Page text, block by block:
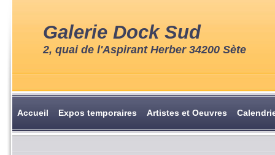
Galerie Dock Sud
2, quai de l'Aspirant Herber 34200 Sète
Accueil Expos temporaires Artistes et Oeuvres